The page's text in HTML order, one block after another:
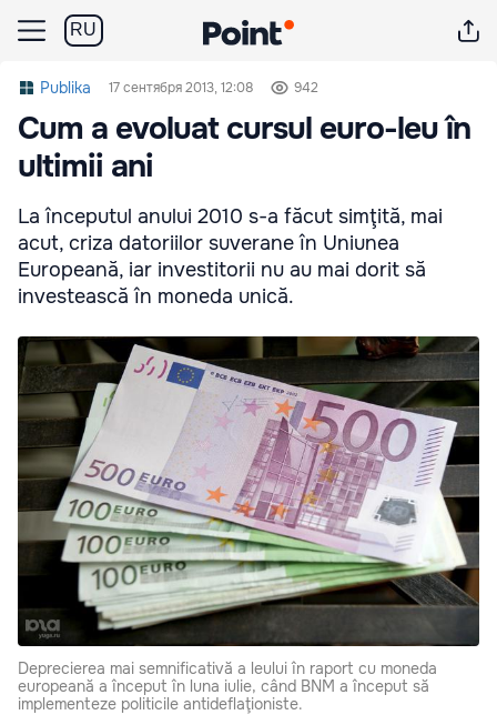
RU
Publika 17 сентября 2013, 12:08 942
Cum a evoluat cursul euro-leu în
ultimii ani
La începutul anului 2010 s-a făcut simţită, mai
acut, criza datoriilor suverane în Uniunea
Europeană, iar investitorii nu au mai dorit să
investească în moneda unică.
Deprecierea mai semnificativă a leului în raport cu moneda
europeană a început în luna iulie, când BNM a început să
implementeze politicile antideflaţioniste.